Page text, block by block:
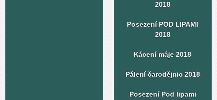
2018
Posezení POD LIPAMI
2018
Kácení máje 2018
Pálení čarodějnic 2018
Posezení Pod lipami